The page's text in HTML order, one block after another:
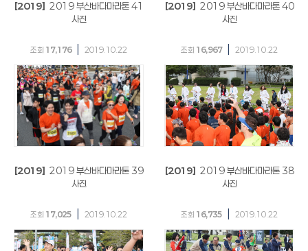
[2019] 2019 부산바다마라톤 41
사진
조회 17,176 2019.10.22
[2019] 2019 부산바다마라톤 40
사진
조회 16,967 2019.10.22
[2019] 2019 부산바다마라톤 39
사진
조회 17,025 2019.10.22
[2019] 2019 부산바다마라톤 38
사진
조회 16,735 2019.10.22